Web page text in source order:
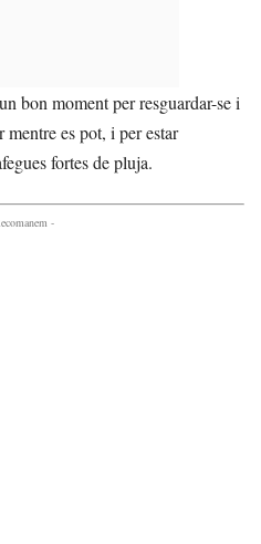
bon moment per resguardar-se i
es pot, i per estar
fortes de pluja.
-